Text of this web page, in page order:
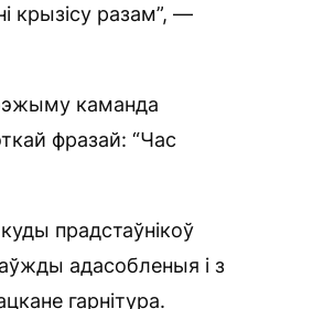
крызісу разам”, —
каманда
фразай: “Час
прадстаўнікоў
адасобленыя і з
гарнітура.